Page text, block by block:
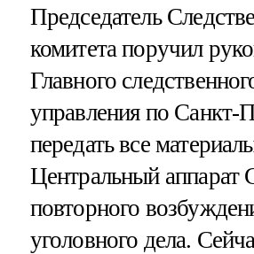
Председатель
комитета поручил
Главного
управления по Санкт-
передать все
Центральный аппарат
повторного
уголовного дела.